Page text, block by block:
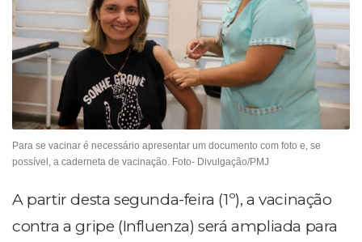
Para se vacinar é necessário apresentar um documento com foto e, se
possível, a caderneta de vacinação. Foto- Divulgação/PMJ
A partir desta segunda-feira (1º), a vacinação
contra a gripe (Influenza) será ampliada para